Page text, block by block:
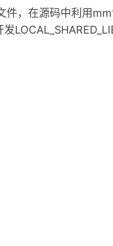
，在源码中利用